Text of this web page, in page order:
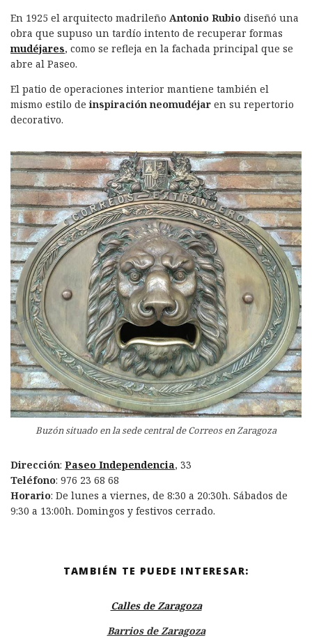
En 1925 el arquitecto madrileño Antonio Rubio diseñó una
obra que supuso un tardío intento de recuperar formas
mudéjares, como se refleja en la fachada principal que se
abre al Paseo.
El patio de operaciones interior mantiene también el
mismo estilo deinspiración neomudéjar en su repertorio
decorativo.
Buzón situado en la sede central de Correos en Zaragoza
Dirección: Paseo Independencia, 33
Teléfono: 976 23 68 68
Horario: De lunes a viernes, de 8:30 a 20:30h. Sábados de
9:30 a 13:00h. Domingos y festivos cerrado.
TAMBIÉN TE PUEDE INTERESAR:
Calles de Zaragoza
Barrios de Zaragoza